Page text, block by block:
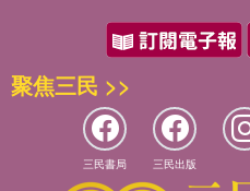
聚焦三民 >>
三民書局 三民出版